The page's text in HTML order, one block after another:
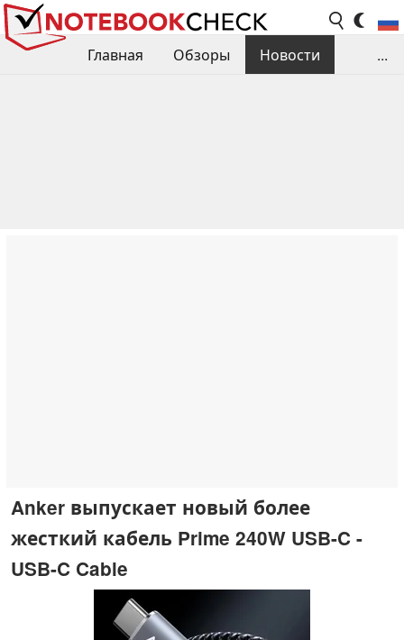
Главная Обзоры
Новости
...
Anker выпускает новый более
жесткий кабель Prime 240W USB-C -
USB-C Cable